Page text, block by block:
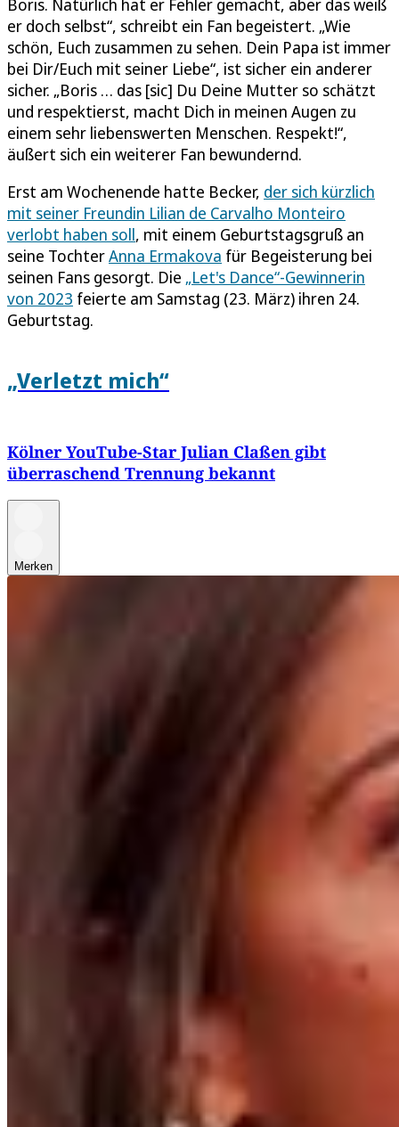
Boris. Natürlich hat er Fehler gemacht, aber das weiß
er doch selbst“, schreibt ein Fan begeistert. „Wie
schön, Euch zusammen zu sehen. Dein Papa ist immer
bei Dir/Euch mit seiner Liebe“, ist sicher ein anderer
sicher. „Boris … das [sic] Du Deine Mutter so schätzt
und respektierst, macht Dich in meinen Augen zu
einem sehr liebenswerten Menschen. Respekt!“,
äußert sich ein weiterer Fan bewundernd.
Erst am Wochenende hatte Becker, der sich kürzlich
mit seiner Freundin Lilian de Carvalho Monteiro
verlobt haben soll, mit einem Geburtstagsgruß an
seine TochterAnna Ermakova für Begeisterung bei
seinen Fans gesorgt. Die „Let's Dance“-Gewinnerin
von 2023 feierte am Samstag (23. März) ihren 24.
Geburtstag.
„Verletzt mich“
Kölner YouTube-Star Julian Claßen gibt
überraschend Trennung bekannt
Merken